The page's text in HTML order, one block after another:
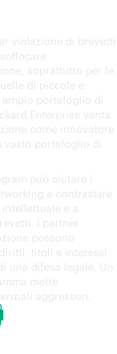
violazione di brevetti
soprattutto per le
di piccole e
portafoglio di
Enterprise vanta
come innovatore
vasto portafoglio di
può aiutare i
a contrastare
e a
I partner
possono
titoli e interessi
una difesa legale. Un
mette
aggressori.